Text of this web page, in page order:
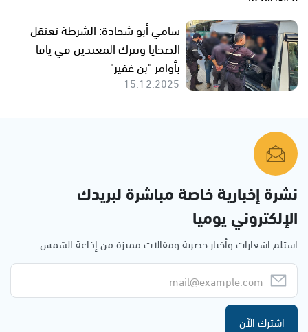
سامي أبو شحادة: الشرطة تعتقل
الضحايا وتترك المعتدين في يافا
بأوامر "بن غفير"
15.12.2025
نشرة إخبارية خاصة مباشرة لبريدك
الإلكتروني يوميا
استلم اشعارات وأخبار حصرية ومقالات مميزة من إذاعة الشمس
اشترك الآن